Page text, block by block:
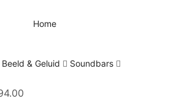
Home
Beeld & Geluid Soundbars